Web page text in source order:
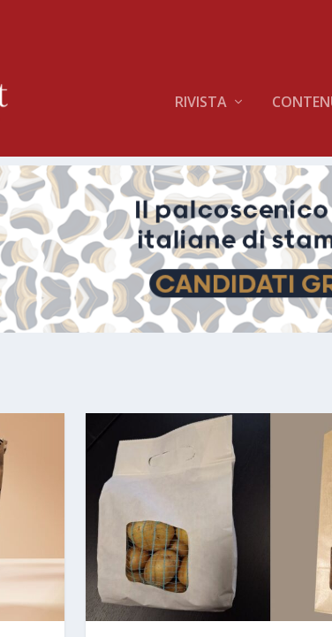
RIVISTA